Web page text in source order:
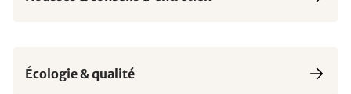
Écologie & qualité